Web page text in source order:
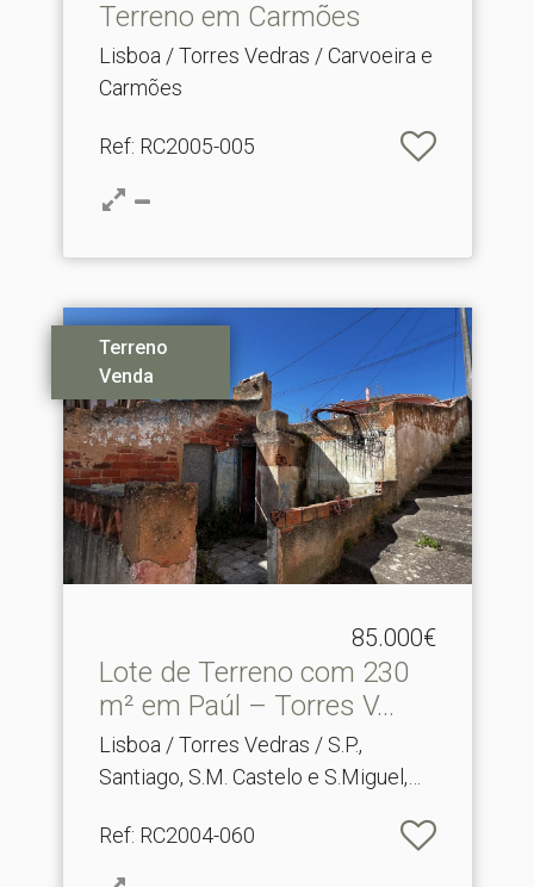
Terreno em Carmões
Lisboa / Torres Vedras / Carvoeira e
Carmões
Ref: RC2005-005
Terreno
Venda
85.000€
Lote de Terreno com 230
m² em Paúl – Torres V.​..
Lisboa / Torres Vedras / S.P.,
Santiago, S.M. Castelo e S.Miguel,
Ref: RC2004-060